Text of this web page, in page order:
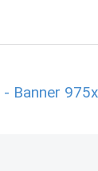
Banner